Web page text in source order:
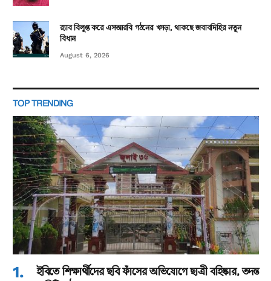
র‌্যাব বিলুপ্ত করে এসআরবি গঠনের খসড়া, থাকছে জবাবদিহির নতুন
বিধান
August 6, 2026
TOP TRENDING
ইবিতে শিক্ষার্থীদের ছবি ফাঁসের অভিযোগে ছাত্রী বহিষ্কার, তদন্ত